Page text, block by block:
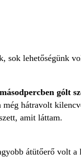
sok lehetőségünk
gólt
hátravolt
amit láttam.
átütőerő volt